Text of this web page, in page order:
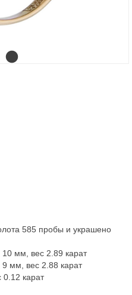
585 пробы и украшено
мм, вес 2.89 карат
мм, вес 2.88 карат
0.12 карат